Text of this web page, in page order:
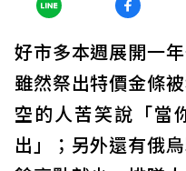
好市多本週展開一
雖然祭出特價金條
空的人苦笑說「當
出」；另外還有俄